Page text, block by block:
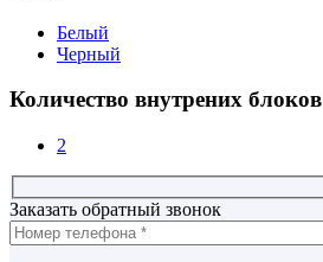
Белый
Черный
Количество внутрених блоков
2
Заказать обратный звонок